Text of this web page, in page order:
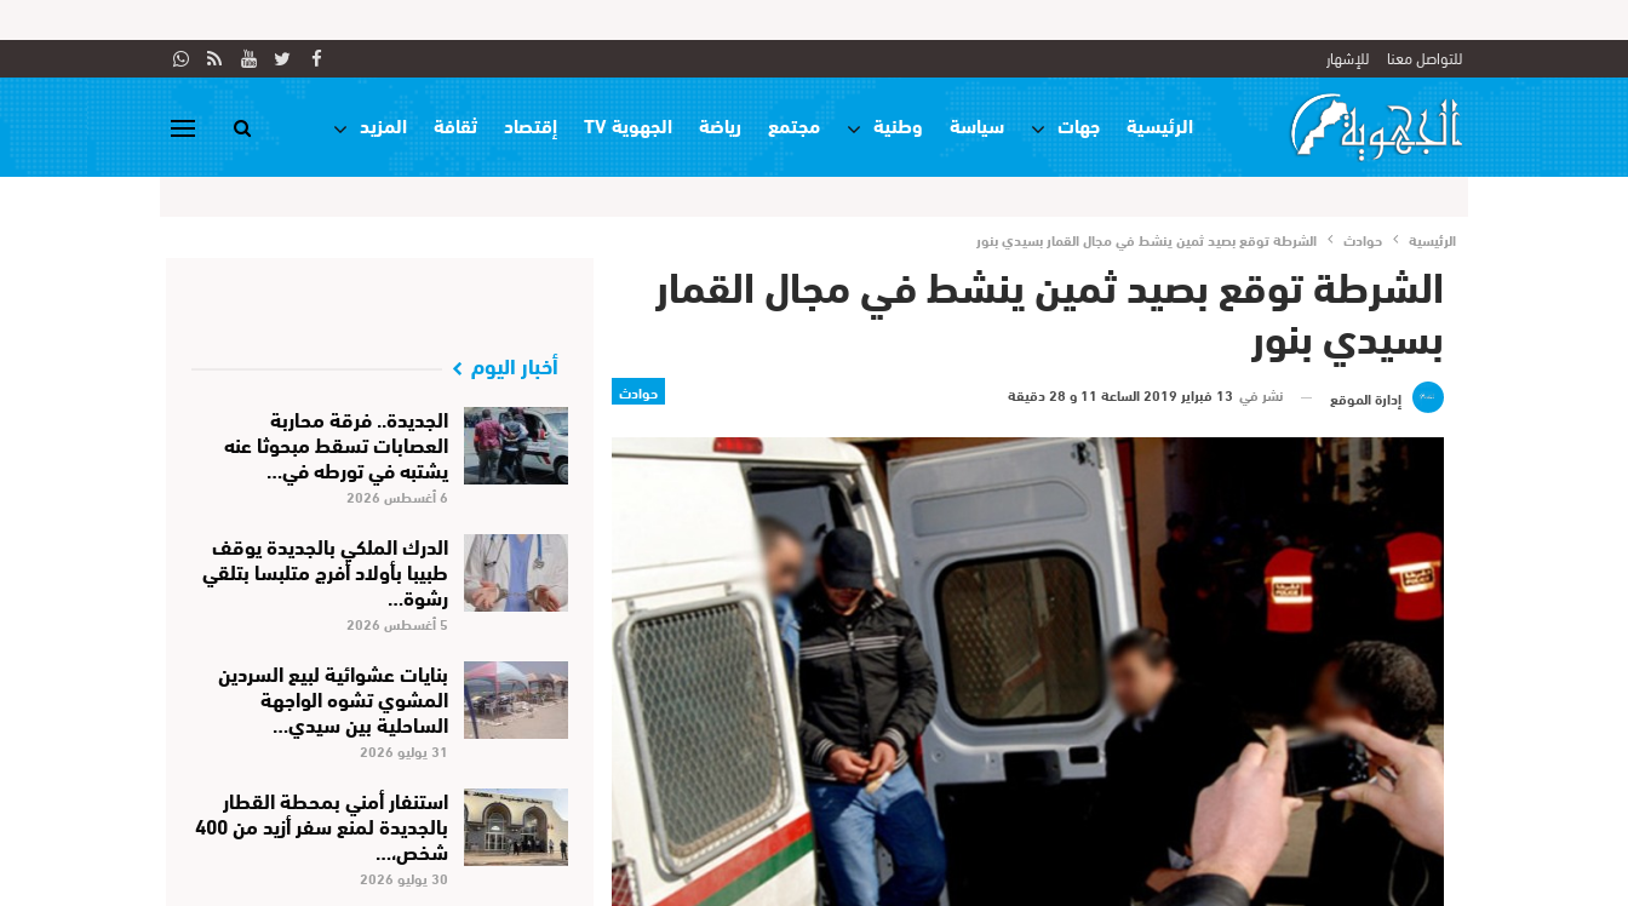
للتواصل معنا للإشهار
الرئيسية جهات سياسة وطنية مجتمع رياضة الجهوية TV إقتصاد ثقافة المزيد
الرئيسية حوادث الشرطة توقع بصيد ثمين ينشط في مجال القمار بسيدي بنور
الشرطة توقع بصيد ثمين ينشط في مجال القمار
بسيدي بنور
حوادث إدارة الموقع نشر في 13 فبراير 2019 الساعة 11 و 28 دقيقة
أخبار اليوم
الجديدة.. فرقة محاربة
العصابات تسقط مبحوثا عنه
يشتبه في تورطه في…
6 أغسطس 2026
الدرك الملكي بالجديدة يوقف
طبيبا بأولاد أفرج متلبسا بتلقي
رشوة…
5 أغسطس 2026
بنايات عشوائية لبيع السردين
المشوي تشوه الواجهة
الساحلية بين سيدي…
31 يوليو 2026
استنفار أمني بمحطة القطار
بالجديدة لمنع سفر أزيد من 400
شخص،…
30 يوليو 2026